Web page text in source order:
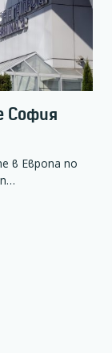
София
в Европа по